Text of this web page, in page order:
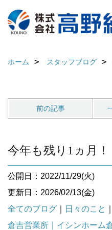
ホーム スタッフブログ
前の記事
今年も残り1ヵ月！
公開日：2022/11/29(火)
更新日：2026/02/13(金)
全てのブログ
日々のこと
倉吉営業所｜イシンホーム